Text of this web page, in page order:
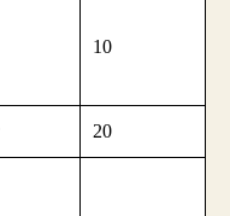
10
20